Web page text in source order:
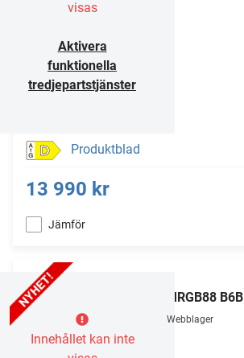
visas
Aktivera
funktionella
tredjepartstjänster
D Produktblad
13 990 kr
Jämför
Innehållet kan inte
75MRGB88 B6B
Webblager